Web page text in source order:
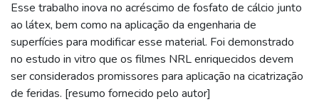
Esse trabalho inova no acréscimo de fosfato de cálcio junto
ao látex, bem como na aplicação da engenharia de
superfícies para modificar esse material. Foi demonstrado
no estudo in vitro que os filmes NRL enriquecidos devem
ser considerados promissores para aplicação na cicatrização
de feridas. [resumo fornecido pelo autor]